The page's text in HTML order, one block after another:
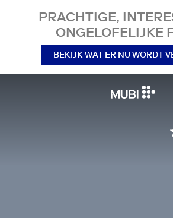
PRACHTIGE,
ONGELOFELIJKE
BEKIJK WAT ER NU WORDT